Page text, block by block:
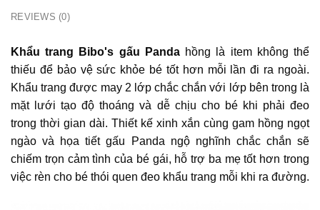
REVIEWS (0)
Khẩu trang Bibo's gấu Pandahồng là item không thể
thiếu để bảo vệ sức khỏe bé tốt hơn mỗi lần đi ra ngoài.
Khẩu trang được may 2 lớp chắc chắn với lớp bên trong là
mặt lưới tạo độ thoáng và dễ chịu cho bé khi phải đeo
trong thời gian dài. Thiết kế xinh xắn cùng gam hồng ngọt
ngào và họa tiết gấu Panda ngộ nghĩnh chắc chắn sẽ
chiếm trọn cảm tình của bé gái, hỗ trợ ba mẹ tốt hơn trong
việc rèn cho bé thói quen đeo khẩu trang mỗi khi ra đường.